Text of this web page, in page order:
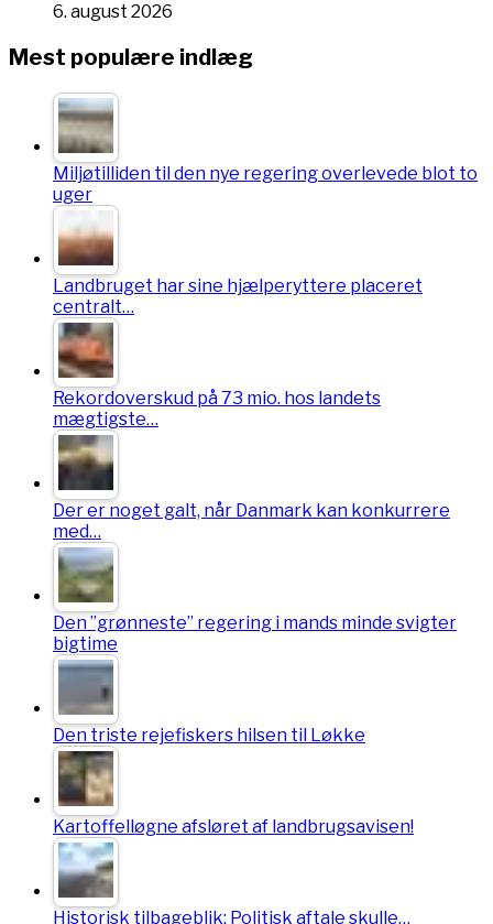
6. august 2026
Mest populære indlæg
Miljøtilliden til den nye regering overlevede blot to
uger
Landbruget har sine hjælperyttere placeret
centralt…
Rekordoverskud på 73 mio. hos landets
mægtigste…
Der er noget galt, når Danmark kan konkurrere
med…
Den ”grønneste” regering i mands minde svigter
bigtime
Den triste rejefiskers hilsen til Løkke
Kartoffelløgne afsløret af landbrugsavisen!
Historisk tilbageblik: Politisk aftale skulle…